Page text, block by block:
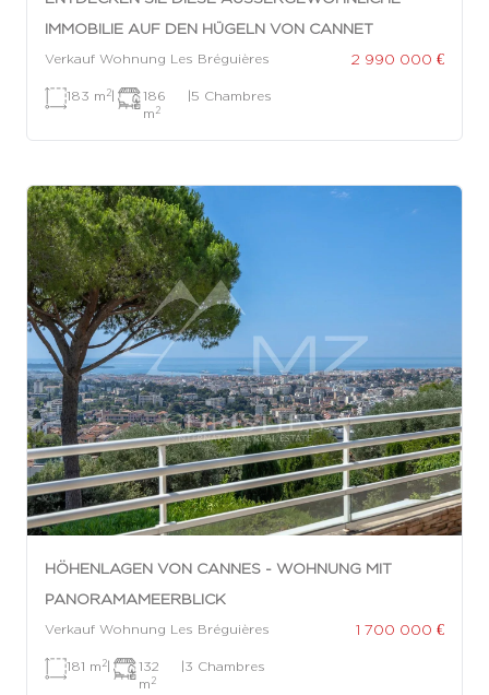
MMOBILIE AUF DEN HÜGELN VON CANNET
Verkauf Wohnung Les Bréguières 2 990 000 €
183 m 2|
186
m 2
|5 Chambres
HÖHENLAGEN VON CANNES - WOHNUNG MIT
PANORAMAMEERBLICK
Verkauf Wohnung Les Bréguières 1 700 000 €
181 m 2|
132
m 2
|3 Chambres